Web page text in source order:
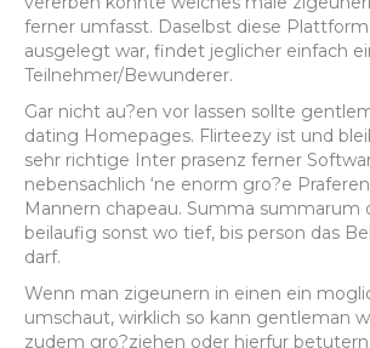
ferner umfasst. Daselbst diese
ausgelegt war, findet jeglicher einfach
Teilnehmer/Bewunderer.
Gar nicht au?en vor lassen sollte
dating Homepages. Flirteezy ist und
sehr richtige Inter prasenz ferner
nebensachlich ‘ne enorm gro?e
Mannern chapeau. Summa summarum
beilaufig sonst wo tief, bis person das
darf.
Wenn man zigeunern in einen ein
umschaut, wirklich so kann gentleman
zudem gro?ziehen oder hierfur